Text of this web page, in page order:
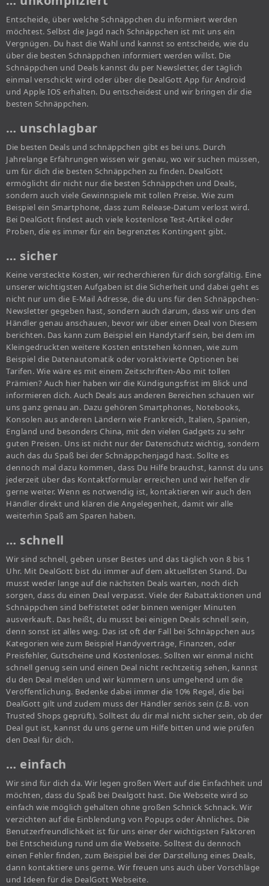
Entscheide, über welche Schnäppchen du informiert werden
möchtest. Selbst die Jagd nach Schnäppchen ist mit uns ein
Vergnügen. Du hast die Wahl und kannst so entscheide, wie du
über die besten Schnäppchen informiert werden willst. Die
Schnäppchen und Deals kannst du per Newsletter, der täglich
einmal verschickt wird oder über die DealGott App für Android
und Apple IOS erhalten. Du entscheidest und wir bringen dir die
besten Schnäppchen.
… unschlagbar
Die besten Deals und schnäppchen gibt es bei uns. Durch
Jahrelange Erfahrungen wissen wir genau, wo wir suchen müssen,
um für dich die besten Schnäppchen zu finden. DealGott
ermöglicht dir nicht nur die besten Schnäppchen und Deals,
sondern auch viele Gewinnspiele mit tollen Preise. Wie zum
Beispiel ein Smartphone, dass zum Release-Datum verlost wird.
Bei DealGott findest auch viele kostenlose Test-Artikel oder
Proben, die es immer für ein begrenztes Kontingent gibt.
… sicher
Keine versteckte Kosten, wir recherchieren für dich sorgfältig. Eine
unserer wichtigsten Aufgaben ist die Sicherheit und dabei geht es
nicht nur um die E-Mail Adresse, die du uns für den Schnäppchen-
Newsletter gegeben hast, sondern auch darum, dass wir uns den
Händler genau anschauen, bevor wir über einen Deal von Diesem
berichten. Das kann zum Beispiel ein Handytarif sein, bei dem im
Kleingedruckten weitere Kosten entstehen können, wie zum
Beispiel die Datenautomatik oder voraktivierte Optionen bei
Tarifen. Wie wäre es mit einem Zeitschriften-Abo mit tollen
Prämien? Auch hier haben wir die Kündigungsfrist im Blick und
informieren dich. Auch Deals aus anderen Bereichen schauen wir
uns ganz genau an. Dazu gehören Smartphones, Notebooks,
Konsolen aus anderen Ländern wie Frankreich, Italien, Spanien,
England und besonders China, mit den vielen Gadgets zu sehr
guten Preisen. Uns ist nicht nur der Datenschutz wichtig, sondern
auch das du Spaß bei der Schnäppchenjagd hast. Sollte es
dennoch mal dazu kommen, dass Du Hilfe brauchst, kannst du uns
jederzeit über das Kontaktformular erreichen und wir helfen dir
gerne weiter. Wenn es notwendig ist, kontaktieren wir auch den
Händler direkt und klären die Angelegenheit, damit wir alle
weiterhin Spaß am Sparen haben.
… schnell
Wir sind schnell, geben unser Bestes und das täglich von 8 bis 1
Uhr. Mit DealGott bist du immer auf dem aktuellsten Stand. Du
musst weder lange auf die nächsten Deals warten, noch dich
sorgen, dass du einen Deal verpasst. Viele der Rabattaktionen und
Schnäppchen sind befristetet oder binnen weniger Minuten
ausverkauft. Das heißt, du musst bei einigen Deals schnell sein,
denn sonst ist alles weg. Das ist oft der Fall bei Schnäppchen aus
Kategorien wie zum Beispiel Handyverträge, Finanzen, oder
Preisfehler, Gutscheine und Kostenloses. Sollten wir einmal nicht
schnell genug sein und einen Deal nicht rechtzeitig sehen, kannst
du den Deal melden und wir kümmern uns umgehend um die
Veröffentlichung. Bedenke dabei immer die 10% Regel, die bei
DealGott gilt und zudem muss der Händler seriös sein (z.B. von
Trusted Shops geprüft). Solltest du dir mal nicht sicher sein, ob der
Deal gut ist, kannst du uns gerne um Hilfe bitten und wie prüfen
den Deal für dich.
… einfach
Wir sind für dich da. Wir legen großen Wert auf die Einfachheit und
möchten, dass du Spaß bei Dealgott hast. Die Webseite wird so
einfach wie möglich gehalten ohne großen Schnick Schnack. Wir
verzichten auf die Einblendung von Popups oder Ähnliches. Die
Benutzerfreundlichkeit ist für uns einer der wichtigsten Faktoren
bei Entscheidung rund um die Webseite. Solltest du dennoch
einen Fehler finden, zum Beispiel bei der Darstellung eines Deals,
dann kontaktiere uns gerne. Wir freuen uns auch über Vorschläge
und Ideen für die DealGott Webseite.